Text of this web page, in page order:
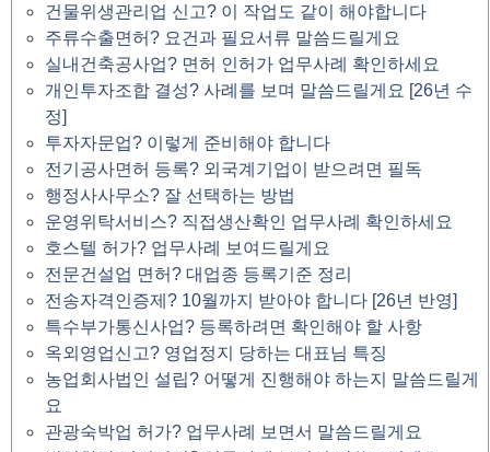
건물위생관리업 신고? 이 작업도 같이 해야합니다
주류수출면허? 요건과 필요서류 말씀드릴게요
실내건축공사업? 면허 인허가 업무사례 확인하세요
개인투자조합 결성? 사례를 보며 말씀드릴게요 [26년 수
정]
투자자문업? 이렇게 준비해야 합니다
전기공사면허 등록? 외국계기업이 받으려면 필독
행정사사무소? 잘 선택하는 방법
운영위탁서비스? 직접생산확인 업무사례 확인하세요
호스텔 허가? 업무사례 보여드릴게요
전문건설업 면허? 대업종 등록기준 정리
전송자격인증제? 10월까지 받아야 합니다 [26년 반영]
특수부가통신사업? 등록하려면 확인해야 할 사항
옥외영업신고? 영업정지 당하는 대표님 특징
농업회사법인 설립? 어떻게 진행해야 하는지 말씀드릴게
요
관광숙박업 허가? 업무사례 보면서 말씀드릴게요